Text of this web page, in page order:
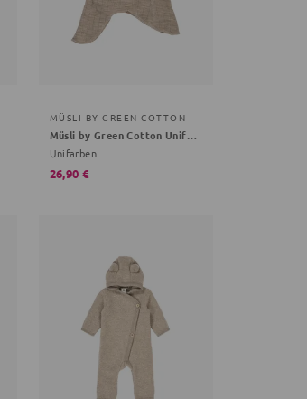
MÜSLI BY GREEN COTTON
Müsli by Green Cotton Unifarben hellbraun 80/86
Unifarben
26,90 €